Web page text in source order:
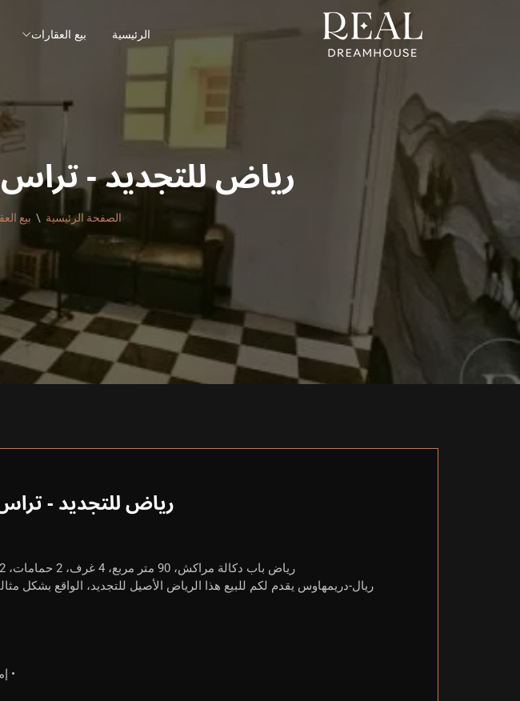
الرئيسية بيع العقارات
رياض للتجديد -
الصفحة الرئيسية بيع
رياض للتجديد -
رياض باب دكالة مراكش، 90 متر مربع، 4 غرف، 2 حمامات، 2 مستويات، حي مرغوب، فرصة استثمارية.
ريال-دريمهاوس يقدم لكم للبيع هذا الرياض الأصيل للتجديد، الواقع بشكل
•